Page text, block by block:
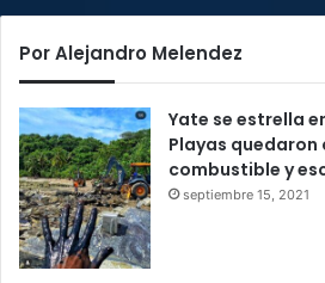
Por Alejandro Melendez
Yate se estrella
Playas quedaron
combustible y
septiembre 15, 2021